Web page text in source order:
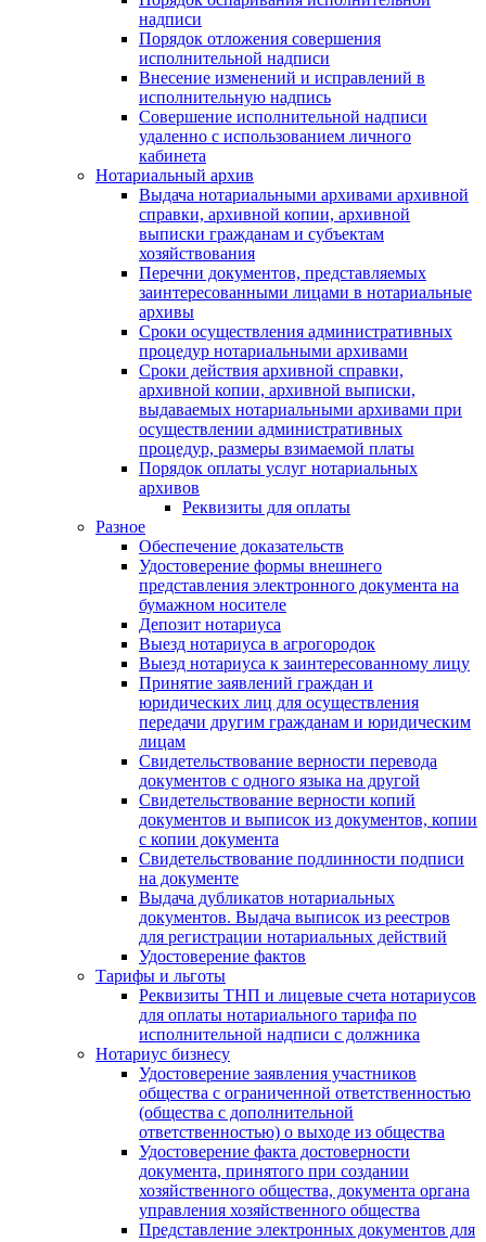
надписи
Порядок отложения совершения
исполнительной надписи
Внесение изменений и исправлений в
исполнительную надпись
Совершение исполнительной надписи
удаленно с использованием личного
кабинета
Нотариальный архив
Выдача нотариальными архивами архивной
справки, архивной копии, архивной
выписки гражданам и субъектам
хозяйствования
Перечни документов, представляемых
заинтересованными лицами в нотариальные
архивы
Сроки осуществления административных
процедур нотариальными архивами
Сроки действия архивной справки,
архивной копии, архивной выписки,
выдаваемых нотариальными архивами при
осуществлении административных
процедур, размеры взимаемой платы
Порядок оплаты услуг нотариальных
архивов
Реквизиты для оплаты
Разное
Обеспечение доказательств
Удостоверение формы внешнего
представления электронного документа на
бумажном носителе
Депозит нотариуса
Выезд нотариуса в агрогородок
Выезд нотариуса к заинтересованному лицу
Принятие заявлений граждан и
юридических лиц для осуществления
передачи другим гражданам и юридическим
лицам
Свидетельствование верности перевода
документов с одного языка на другой
Свидетельствование верности копий
документов и выписок из документов, копии
с копии документа
Свидетельствование подлинности подписи
на документе
Выдача дубликатов нотариальных
документов. Выдача выписок из реестров
для регистрации нотариальных действий
Удостоверение фактов
Тарифы и льготы
Реквизиты ТНП и лицевые счета нотариусов
для оплаты нотариального тарифа по
исполнительной надписи с должника
Нотариус бизнесу
Удостоверение заявления участников
общества с ограниченной ответственностью
(общества с дополнительной
ответственностью) о выходе из общества
Удостоверение факта достоверности
документа, принятого при создании
хозяйственного общества, документа органа
управления хозяйственного общества
Представление электронных документов для